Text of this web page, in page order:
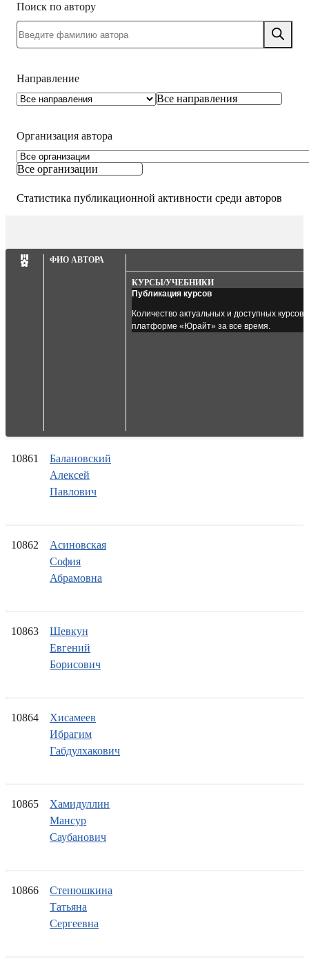
Поиск по автору
Направление
Все направления
Организация автора
Все организации
Статистика публикационной активности среди авторов
ФИО АВТОРА
КУРСЫ/УЧЕБНИКИ
Публикация курсов
Количество актуальных и доступных
платформе «Юрайт» за все время.
10861
Балановский
Алексей
Павлович
10862
Асиновская
София
Абрамовна
10863
Шевкун
Евгений
Борисович
10864
Хисамеев
Ибрагим
Габдулхакович
10865
Хамидуллин
Мансур
Саубанович
10866
Стенюшкина
Татьяна
Сергеевна